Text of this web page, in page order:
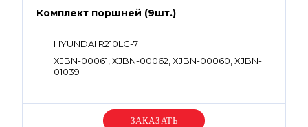
Комплект поршней (9шт.)
HYUNDAI R210LC-7
XJBN-00061, XJBN-00062, XJBN-00060, XJBN-
01039
Уточняйте цену